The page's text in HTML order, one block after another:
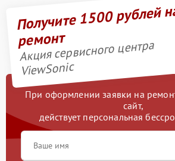
Получите 1500 рублей
ремонт
Акция сервисного центра
ViewSonic
При оформлении заявки на
сайт,
действует персональная